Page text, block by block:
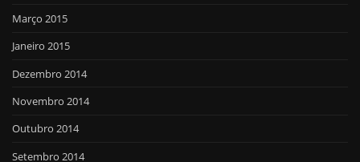
Março 2015
Janeiro 2015
Dezembro 2014
Novembro 2014
Outubro 2014
Setembro 2014